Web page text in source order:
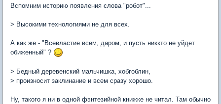
Вспомним историю появления слова "робот"...
> Высокими технологиями не для всех.
А как же - "Всевластие всем, даром, и пусть никкто не уйдет
обиженный" ?
> Бедный деревенский мальчишка, хобгоблин,
> произносит заклинание и всем сразу хорошо.
Ну, такого я ни в одной фэнтезийной книжке не читал. Там обычно